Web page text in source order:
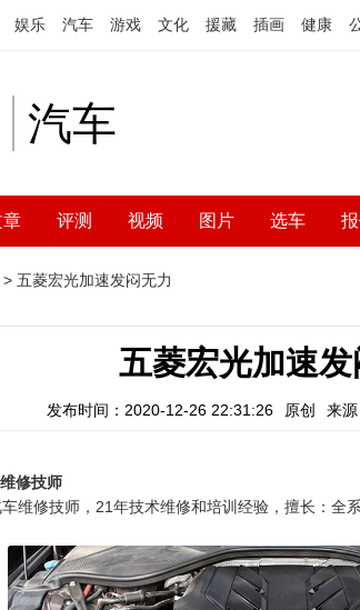
娱乐 汽车 游戏 文化 援藏 插画 健康
汽车
章 评测 视频 图片 选车
> 五菱宏光加速发闷无力
五菱宏光加速发
发布时间：2020-12-26 22:31:26 原创 来
修技师